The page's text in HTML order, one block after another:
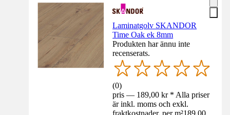
Laminatgolv SKANDOR
Time Oak ek 8mm
Produkten har ännu inte
recenserats.
(0)
pris — 189,00 kr * Alla priser
är inkl. moms och exkl.
fraktkostnader. per m²189,00